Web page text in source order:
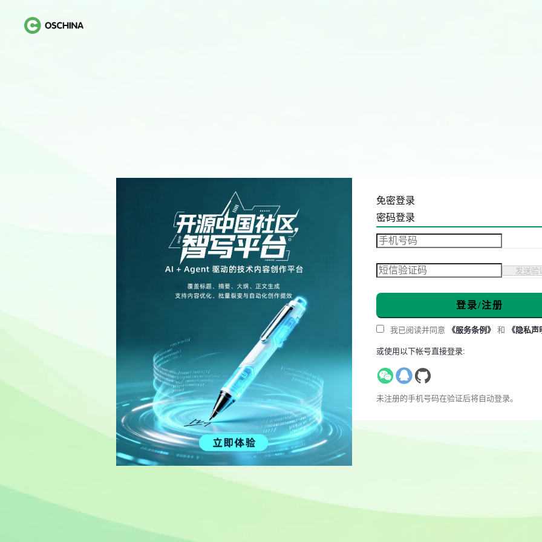
免密登录
密码登录
发送验
登录/注册
我已阅读并同意 《服务条例》 和 《隐私声
或使用以下帐号直接登录:
未注册的手机号码在验证后将自动登录。